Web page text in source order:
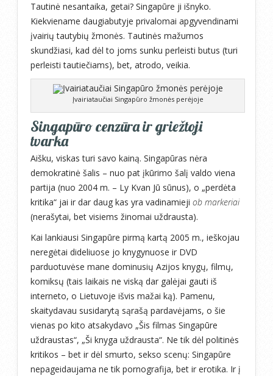
Tautinė nesantaika, getai? Singapūre ji išnyko.
Kiekviename daugiabutyje privalomai apgyvendinami
įvairių tautybių žmonės. Tautinės mažumos
skundžiasi, kad dėl to joms sunku perleisti butus (turi
perleisti tautiečiams), bet, atrodo, veikia.
Įvairiataučiai Singapūro žmonės perėjoje
Singapūro cenzūra ir griežtoji
tvarka
Aišku, viskas turi savo kainą. Singapūras nėra
demokratinė šalis – nuo pat įkūrimo šalį valdo viena
partija (nuo 2004 m. – Ly Kvan Jū sūnus), o „perdėta
kritika“ jai ir dar daug kas yra vadinamieji ob markeriai
(nerašytai, bet visiems žinomai uždrausta).
Kai lankiausi Singapūre pirmą kartą 2005 m., ieškojau
neregėtai dideliuose jo knygynuose ir DVD
parduotuvėse mane dominusių Azijos knygų, filmų,
komiksų (tais laikais ne viską dar galėjai gauti iš
interneto, o Lietuvoje išvis mažai ką). Pamenu,
skaitydavau susidarytą sąrašą pardavėjams, o šie
vienas po kito atsakydavo „Šis filmas Singapūre
uždraustas“, „Ši knyga uždrausta“. Ne tik dėl politinės
kritikos – bet ir dėl smurto, sekso scenų: Singapūre
nepageidaujama ne tik pornografija, bet ir erotika. Ir į